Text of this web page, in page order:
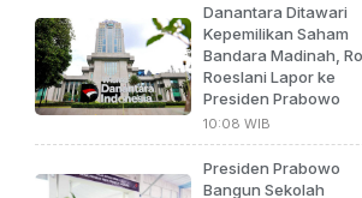
Danantara Ditawari
Kepemilikan Saham
Bandara Madinah,
Roeslani Lapor ke
Presiden Prabowo
10:08 WIB
Presiden Prabowo
Bangun Sekolah